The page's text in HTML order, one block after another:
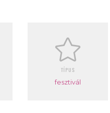
TÍPUS
fesztivál